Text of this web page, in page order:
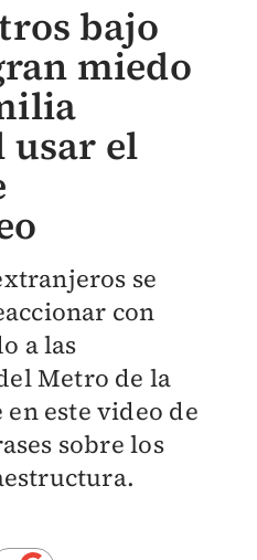
bajo
miedo
usar el
se
con
a las
Metro de la
este video de
sobre los